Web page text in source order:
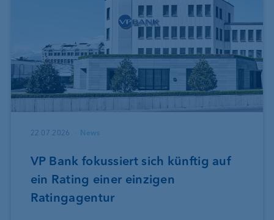
22.07.2026 News
VP Bank fokussiert sich künftig auf
ein Rating einer einzigen
Ratingagentur